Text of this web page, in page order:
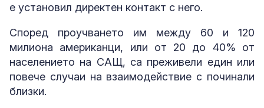
е установил директен контакт с него.
Според проучването им между 60 и 120
милиона американци, или от 20 до 40% от
населението на САЩ, са преживели един или
повече случаи на взаимодействие с починали
близки.